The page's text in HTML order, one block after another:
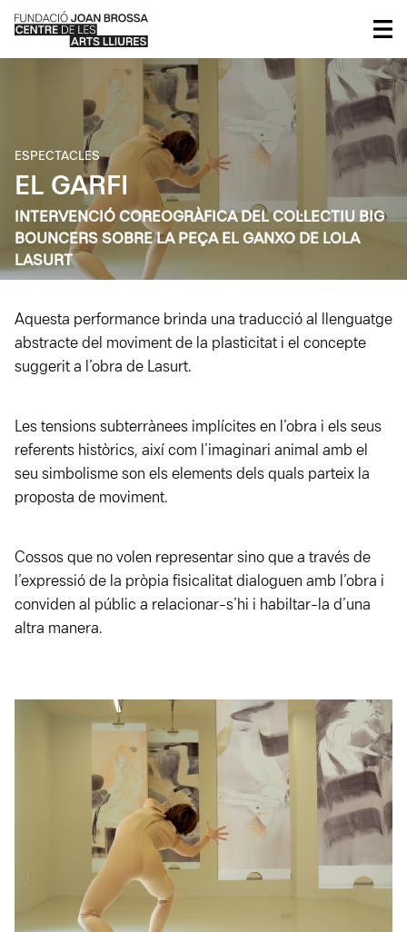
ESPECTACLES
EL GARFI
INTERVENCIÓ COREOGRÀFICA DEL COL·LECTIU BIG
BOUNCERS SOBRE LA PEÇA EL GANXO DE LOLA
LASURT
Aquesta performance brinda una traducció al llenguatge
abstracte del moviment de la plasticitat i el concepte
suggerit a l’obra de Lasurt.
Les tensions subterrànees implícites en l’obra i els seus
referents històrics, així com l’imaginari animal amb el
seu simbolisme son els elements dels quals parteix la
proposta de moviment.
Cossos que no volen representar sino que a través de
l’expressió de la pròpia fisicalitat dialoguen amb l’obra i
conviden al públic a relacionar-s’hi i habiltar-la d’una
altra manera.